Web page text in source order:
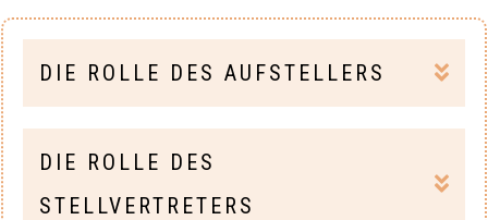
DIE ROLLE DES AUFSTELLERS
DIE ROLLE DES
STELLVERTRETERS